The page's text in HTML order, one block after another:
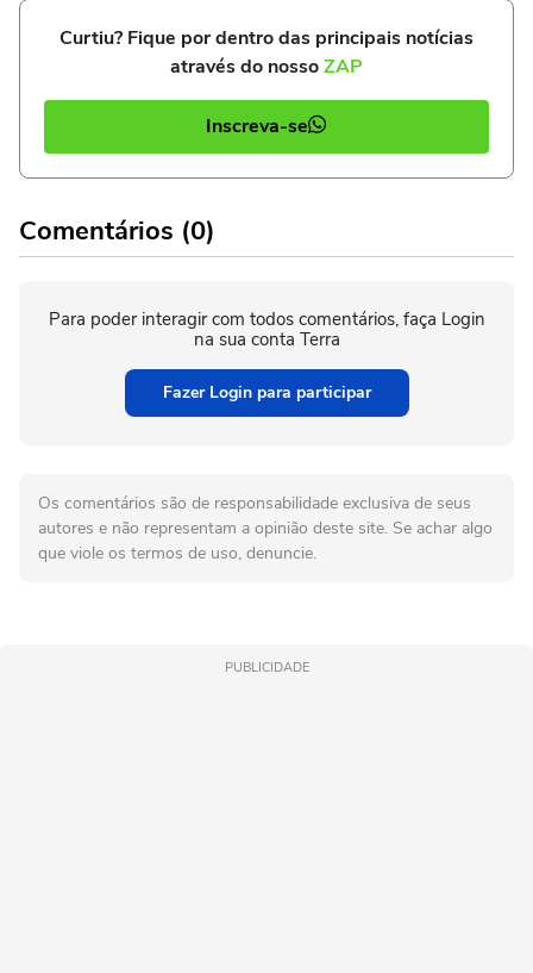
Curtiu? Fique por dentro das principais notícias
através do nossoZAP
Inscreva-se
Comentários (0)
Para poder interagir com todos comentários, faça Login
na sua conta Terra
Fazer Login para participar
Os comentários são de responsabilidade exclusiva de seus
autores e não representam a opinião deste site. Se achar algo
que viole os termos de uso, denuncie.
PUBLICIDADE